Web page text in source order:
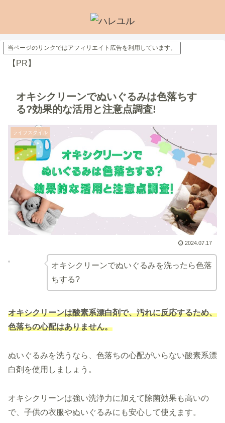
当ページのリンクではアフィリエイト広告を利用しています。
【PR】
オキシクリーンでぬいぐるみは色落ちす
る?効果的な活用と注意点調査!
ライフスタイル
2024.07.17
オキシクリーンでぬいぐるみを洗ったら色落
ちする?
オキシクリーンは酸素系漂白剤で、汚れに反応するため、
色落ちの心配はありません。
ぬいぐるみを洗うなら、色落ちの心配がいらない酸素系漂
白剤を使用しましょう。
オキシクリーンは強い洗浄力に加えて除菌効果も高いの
で、子供の衣服やぬいぐるみにも安心して使えます。